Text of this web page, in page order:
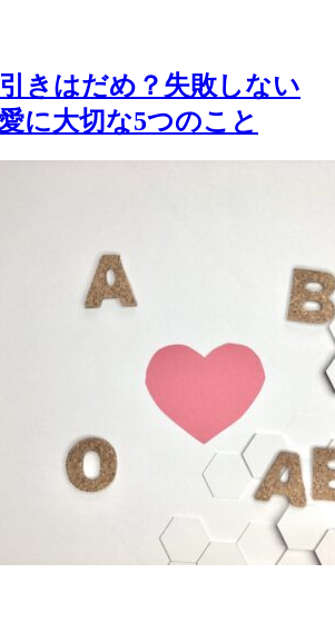
きはだめ？失敗しない
に大切な5つのこと